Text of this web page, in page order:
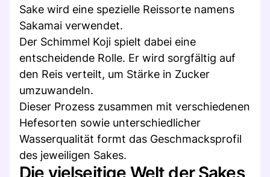
Sake wird eine spezielle Reissorte namens
Sakamai verwendet.
Der Schimmel Koji spielt dabei eine
entscheidende Rolle. Er wird sorgfältig auf
den Reis verteilt, um Stärke in Zucker
umzuwandeln.
Dieser Prozess zusammen mit verschiedenen
Hefesorten sowie unterschiedlicher
Wasserqualität formt das Geschmacksprofil
des jeweiligen Sakes.
Die vielseitige Welt der Sakes